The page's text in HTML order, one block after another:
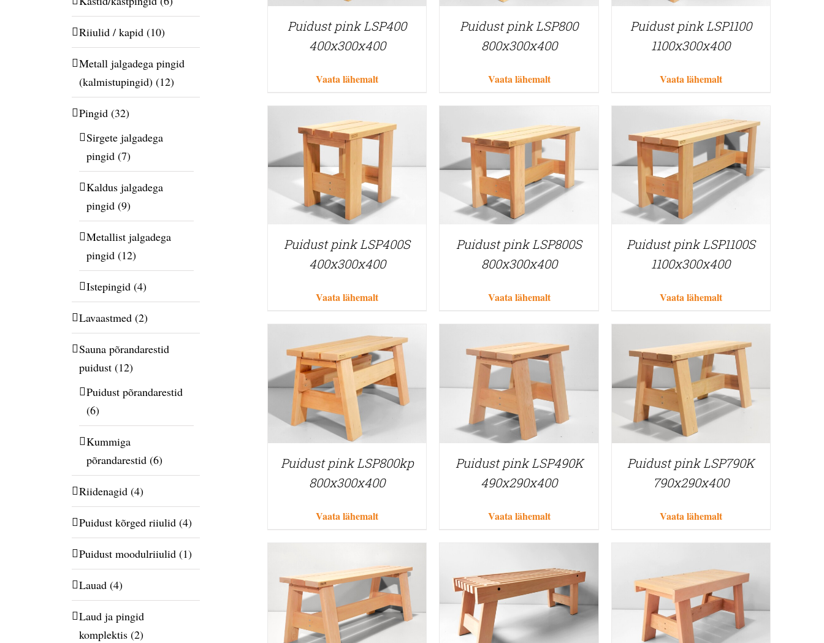
Puidust pink LSP400
400x300x400
Vaata lähemalt
Puidust pink LSP800
800x300x400
Vaata lähemalt
Puidust pink LSP1100
1100x300x400
Vaata lähemalt
Puidust pink LSP400S
400x300x400
Vaata lähemalt
Puidust pink LSP800S
800x300x400
Vaata lähemalt
Puidust pink LSP1100S
1100x300x400
Vaata lähemalt
Puidust pink LSP800kp
800x300x400
Vaata lähemalt
Puidust pink LSP490K
490x290x400
Vaata lähemalt
Puidust pink LSP790K
790x290x400
Vaata lähemalt
Riiulid / kapid (10)
Metall jalgadega pingid
(kalmistupingid) (12)
Pingid (32)
Sirgete jalgadega
pingid (7)
Kaldus jalgadega
pingid (9)
Metallist jalgadega
pingid (12)
Istepingid (4)
Lavaastmed (2)
Sauna põrandarestid
puidust (12)
Puidust põrandarestid
(6)
Kummiga
põrandarestid (6)
Riidenagid (4)
Puidust kõrged riiulid (4)
Puidust moodulriiulid (1)
Lauad (4)
Laud ja pingid
komplektis (2)